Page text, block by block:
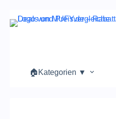
Zum
Inhalt
🏠Kategorien ▼